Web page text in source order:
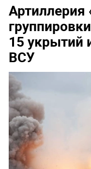
15 укрытий
ВСУ